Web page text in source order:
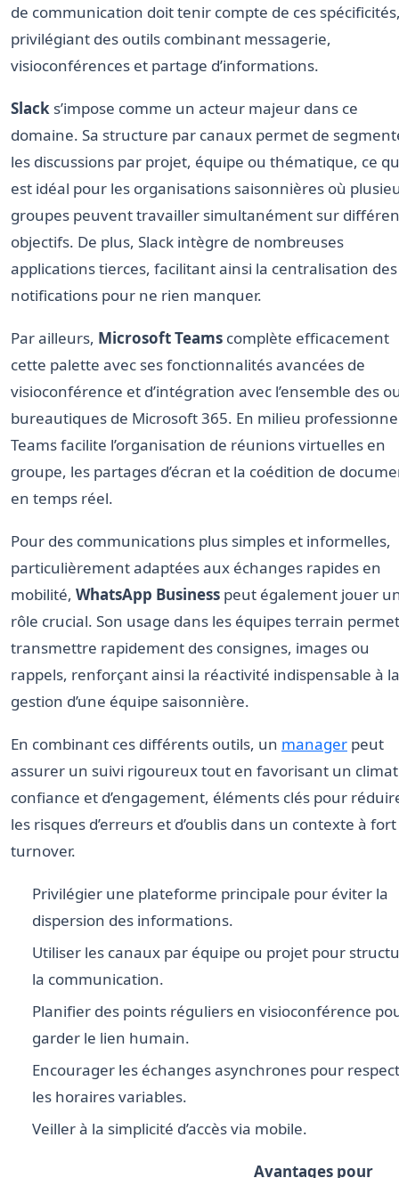
de communication doit tenir compte de ces
privilégiant des outils combinant messagerie,
visioconférences et partage d’informations.
Slack s’impose comme un acteur majeur dans ce
domaine. Sa structure par canaux permet de
les discussions par projet, équipe ou thématique, ce
est idéal pour les organisations saisonnières où
groupes peuvent travailler simultanément sur
objectifs. De plus, Slack intègre de nombreuses
applications tierces, facilitant ainsi la centralisation des
notifications pour ne rien manquer.
Par ailleurs, Microsoft Teams complète efficacement
cette palette avec ses fonctionnalités avancées de
visioconférence et d’intégration avec l’ensemble des
bureautiques de Microsoft 365. En milieu
Teams facilite l’organisation de réunions virtuelles en
groupe, les partages d’écran et la coédition de
en temps réel.
Pour des communications plus simples et informelles,
particulièrement adaptées aux échanges rapides en
mobilité, WhatsApp Business peut également jouer
rôle crucial. Son usage dans les équipes terrain
transmettre rapidement des consignes, images ou
rappels, renforçant ainsi la réactivité indispensable à la
gestion d’une équipe saisonnière.
En combinant ces différents outils, un manager peut
assurer un suivi rigoureux tout en favorisant un
confiance et d’engagement, éléments clés pour
les risques d’erreurs et d’oublis dans un contexte à fort
turnover.
Privilégier une plateforme principale pour éviter la
dispersion des informations.
Utiliser les canaux par équipe ou projet pour
la communication.
Planifier des points réguliers en visioconférence
garder le lien humain.
Encourager les échanges asynchrones pour
les horaires variables.
Veiller à la simplicité d’accès via mobile.
Avantages pour